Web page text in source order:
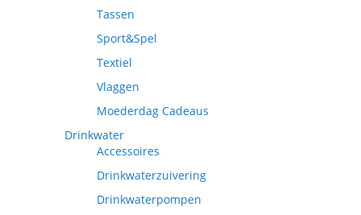
Tassen
Sport&Spel
Textiel
Vlaggen
Moederdag Cadeaus
Drinkwater
Accessoires
Drinkwaterzuivering
Drinkwaterpompen